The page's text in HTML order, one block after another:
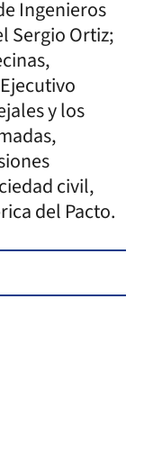
Ingenieros
Sergio Ortiz;
y los
civil,
del Pacto.